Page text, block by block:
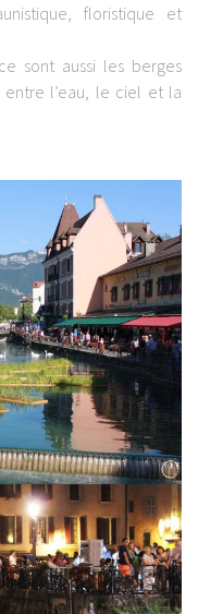
floristique et
sont aussi les berges
l’eau, le ciel et la